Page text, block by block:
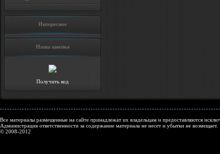
Интересное
Наша кнопка
Получить код
Все материалы размещенные на сайте принадлежат их владельцам и предоставляются
Администрация ответственности за содержание материала не несет и убытки не возмещает.
© 2008-2012